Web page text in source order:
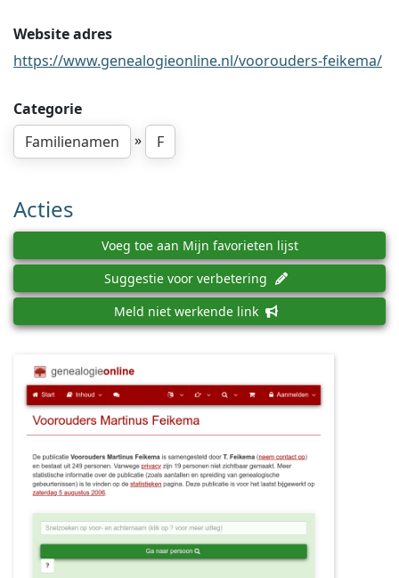
Website adres
https://www.genealogieonline.nl/voorouders-feikema/
Categorie
Familienamen
» F
Acties
Voeg toe aan Mijn favorieten lijst
Suggestie voor verbetering
Meld niet werkende link